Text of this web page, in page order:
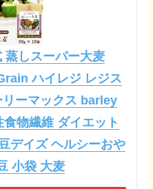
蒸しスーパー大麦
ハイレジ レジス
ーマックス barley
物繊維 ダイエット
デイズ ヘルシーおや
小袋 大麦